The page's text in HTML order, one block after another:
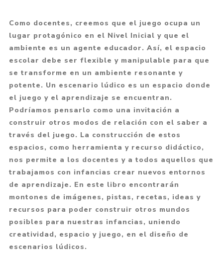
Como docentes, creemos que el juego ocupa un
lugar protagónico en el Nivel Inicial y que el
ambiente es un agente educador. Así, el espacio
escolar debe ser flexible y manipulable para que
se transforme en un ambiente resonante y
potente. Un escenario lúdico es un espacio donde
el juego y el aprendizaje se encuentran.
Podríamos pensarlo como una invitación a
construir otros modos de relación con el saber a
través del juego. La construcción de estos
espacios, como herramienta y recurso didáctico,
nos permite a los docentes y a todos aquellos que
trabajamos con infancias crear nuevos entornos
de aprendizaje. En este libro encontrarán
montones de imágenes, pistas, recetas, ideas y
recursos para poder construir otros mundos
posibles para nuestras infancias, uniendo
creatividad, espacio y juego, en el diseño de
escenarios lúdicos.